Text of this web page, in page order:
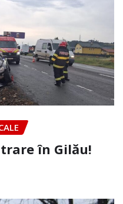
în Gilău!